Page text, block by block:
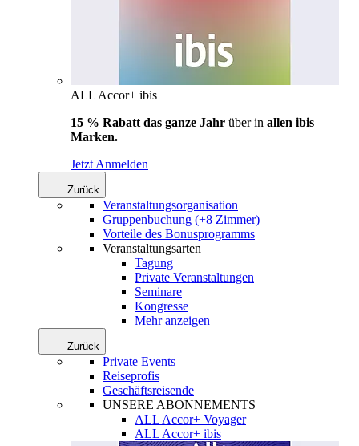
ALL Accor+ ibis
15 % Rabatt das ganze Jahr über in allen ibis
Marken.
Jetzt Anmelden
Zurück
Veranstaltungsorganisation
Gruppenbuchung (+8 Zimmer)
Vorteile des Bonusprogramms
Veranstaltungsarten
Tagung
Private Veranstaltungen
Seminare
Kongresse
Mehr anzeigen
Zurück
Private Events
Reiseprofis
Geschäftsreisende
UNSERE ABONNEMENTS
ALL Accor+ Voyager
ALL Accor+ ibis